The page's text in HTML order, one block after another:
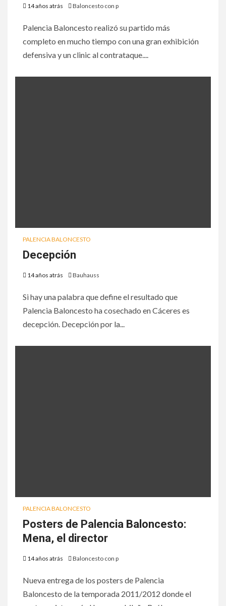
14 años atrás Baloncesto con p
Palencia Baloncesto realizó su partido más
completo en mucho tiempo con una gran exhibición
defensiva y un clinic al contrataque....
PALENCIA BALONCESTO
Decepción
14 años atrás Bauhauss
Si hay una palabra que define el resultado que
Palencia Baloncesto ha cosechado en Cáceres es
decepción. Decepción por la...
PALENCIA BALONCESTO
Posters de Palencia Baloncesto:
Mena, el director
14 años atrás Baloncesto con p
Nueva entrega de los posters de Palencia
Baloncesto de la temporada 2011/2012 donde el